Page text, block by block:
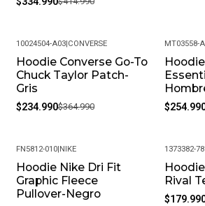
-36%
10024504-A03|CONVERSE
Hoodie Converse Go-To
Chuck Taylor Patch-
Gris
$234.990$364.990
-41%
MT03558-
-19%
FN5812-010|NIKE
Hoodie Nike Dri Fit
Graphic Fleece
Pullover-Negro
-31%
1373382-
Rival